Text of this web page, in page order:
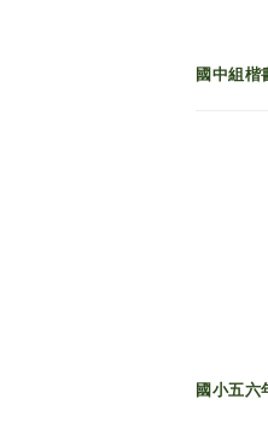
國中組楷
國小五六